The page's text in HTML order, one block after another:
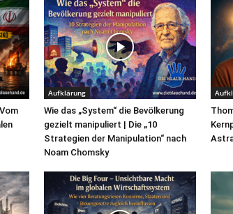
Aufklärung
Wie das „System“ die Bevölkerung
gezielt manipuliert | Die „10
Strategien der Manipulation“ nach
Noam Chomsky